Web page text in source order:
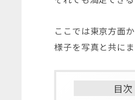
ここでは東京方面
様子を写真と共にま
目次